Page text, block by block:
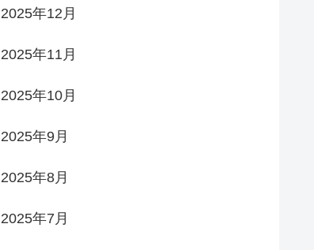
2025年12月
2025年11月
2025年10月
2025年9月
2025年8月
2025年7月